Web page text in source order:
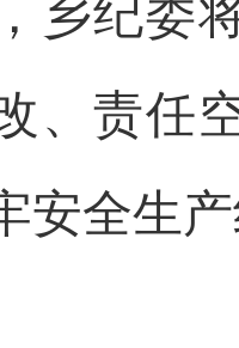
乡纪委
、责任
安全生